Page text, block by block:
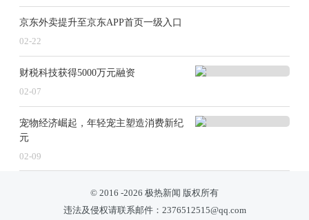
京东外卖提升至京东APP首页一级入口
02-22
财税科技获得5000万元融资
02-07
宠物经济崛起，年轻宠主塑造消费新纪
元
02-09
© 2016 -2026 极热新闻 版权所有
违法及侵权请联系邮件：2376512515@qq.com